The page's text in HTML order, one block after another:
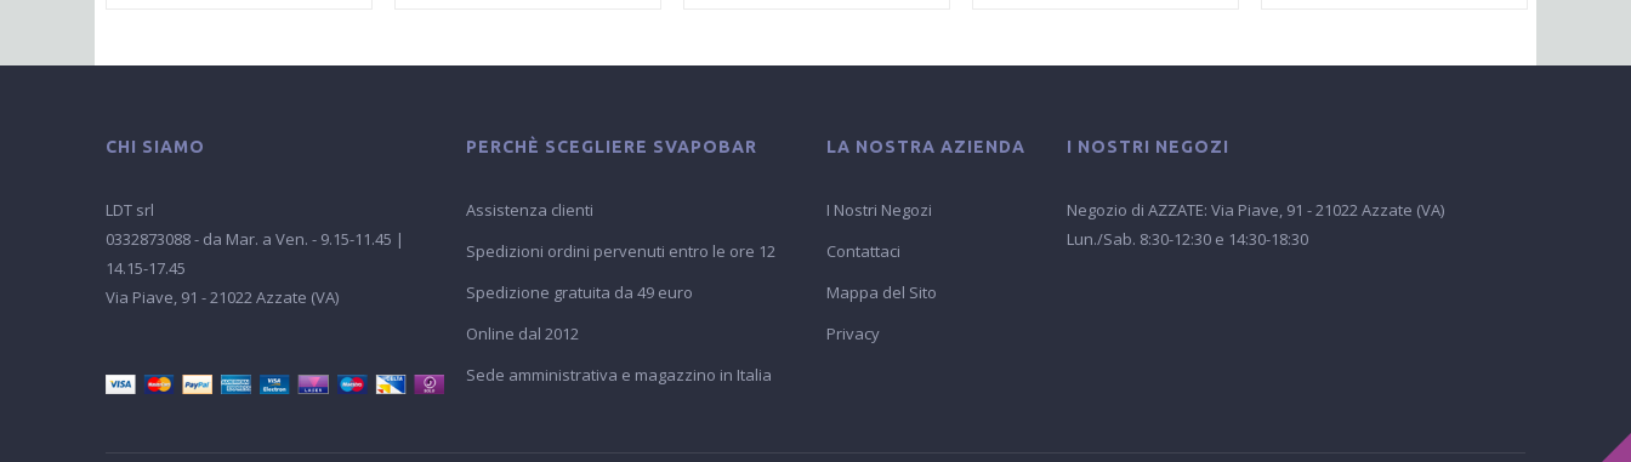
CHI SIAMO
LDT srl
0332873088 - da Mar. a Ven. - 9.15-11.45 |
14.15-17.45
Via Piave, 91 - 21022 Azzate (VA)
PERCHÈ SCEGLIERE SVAPOBAR
Assistenza clienti
Spedizioni ordini pervenuti entro le ore 12
Spedizione gratuita da 49 euro
Online dal 2012
Sede amministrativa e magazzino in Italia
LA NOSTRA AZIENDA
I Nostri Negozi
Contattaci
Mappa del Sito
Privacy
I NOSTRI NEGOZI
Negozio di AZZATE: Via Piave, 91 - 21022 Azzate (VA)
Lun./Sab. 8:30-12:30 e 14:30-18:30